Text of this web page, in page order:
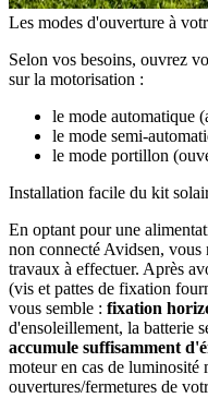
Les modes d'ouverture à
Selon vos besoins, ouvrez
sur la motorisation :
le mode automatique
le mode semi-
le mode portillon
Installation facile du kit
En optant pour une
non connecté Avidsen, vous
travaux à effectuer. Après
(vis et pattes de fixation
vous semble : fixation
d'ensoleillement, la batterie
accumule suffisamment
moteur en cas de
ouvertures/fermetures de